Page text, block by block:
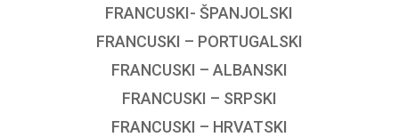
FRANCUSKI- ŠPANJOLSKI
FRANCUSKI – PORTUGALSKI
FRANCUSKI – ALBANSKI
FRANCUSKI – SRPSKI
FRANCUSKI – HRVATSKI